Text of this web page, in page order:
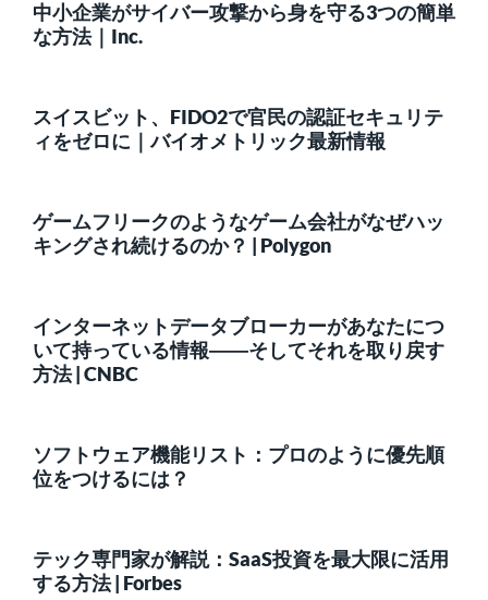
中小企業がサイバー攻撃から身を守る3つの簡単
な方法｜Inc.
スイスビット、FIDO2で官民の認証セキュリテ
ィをゼロに｜バイオメトリック最新情報
ゲームフリークのようなゲーム会社がなぜハッ
キングされ続けるのか？ | Polygon
インターネットデータブローカーがあなたにつ
いて持っている情報――そしてそれを取り戻す
方法 | CNBC
ソフトウェア機能リスト：プロのように優先順
位をつけるには？
テック専門家が解説：SaaS投資を最大限に活用
する方法 | Forbes